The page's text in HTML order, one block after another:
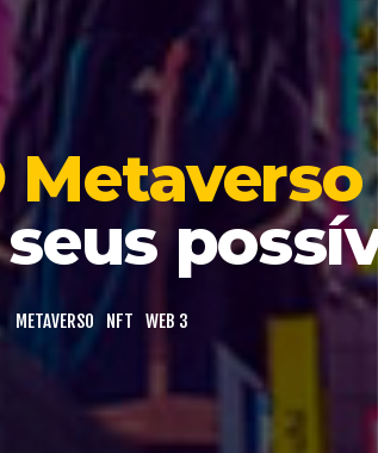
Metaverso
METAVERSO NFT WEB 3